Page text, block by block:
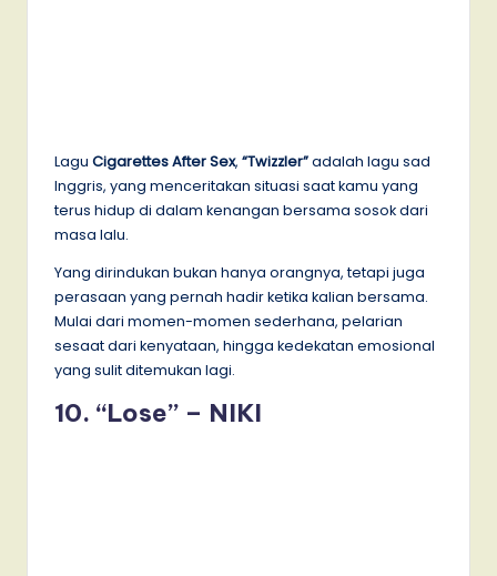
Lagu Cigarettes After Sex, “Twizzler”adalah lagu sad
Inggris, yang menceritakan situasi saat kamu yang
terus hidup di dalam kenangan bersama sosok dari
masa lalu.
Yang dirindukan bukan hanya orangnya, tetapi juga
perasaan yang pernah hadir ketika kalian bersama.
Mulai dari momen-momen sederhana, pelarian
sesaat dari kenyataan, hingga kedekatan emosional
yang sulit ditemukan lagi.
10. “Lose” – NIKI